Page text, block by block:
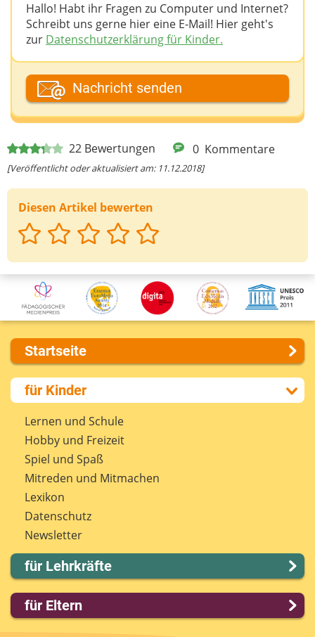
22 Bewertungen 0 Kommentare
[Veröffentlicht oder aktualisiert am: 11.12.2018]
Diesen Artikel bewerten
Hallo! Habt ihr Fragen zu Computer und Internet?
Schreibt uns gerne hier eine E-Mail! Hier geht's
zur Datenschutzerklärung für Kinder.
Dein Fantasiename
Deine E-Mail-Adresse (wenn du eine Antwort
möchtest)
Deine Nachricht
Nachricht senden
Startseite
Über uns
Presse
Kontakt
Impressum
Internet-ABC Sitemap
Barrierefreiheit
Länderprojekte
für Kinder
Lernen und Schule
Hobby und Freizeit
Spiel und Spaß
Mitreden und Mitmachen
Lexikon
Datenschutz
Newsletter
für Lehrkräfte
Lernmodule
Unterrichts­materialien
für Eltern